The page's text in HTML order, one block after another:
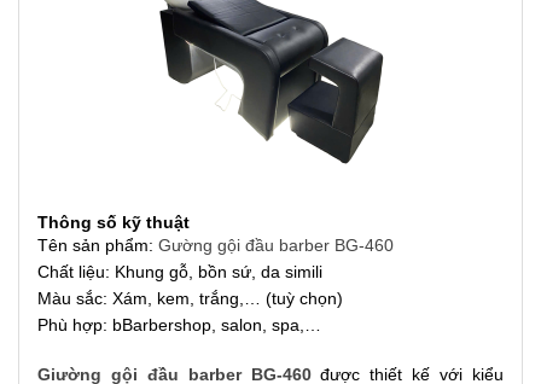
Thông số kỹ thuật
Tên sản phẩm: Gường gội đầu barber BG-460
Chất liệu: Khung gỗ, bồn sứ, da simili
Màu sắc: Xám, kem, trắng,… (tuỳ chọn)
Phù hợp: bBarbershop, salon, spa,…
Giường gội đầu barber BG-460được thiết kế với kiểu